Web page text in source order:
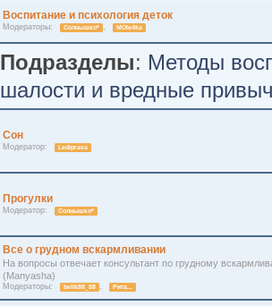
Воспитание и психология деток
Модераторы: Солнышко* , MOle4ka
Подразделы: Методы
шалости и вредные
Сон
Модератор: Lediprava
Прогулки
Модератор: Солнышко*
Все о грудном вскармливании
На вопросы отвечает консультант по грудному
(Manyasha)
Модераторы: belik88_88 , Рита...